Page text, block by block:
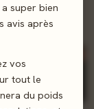
super bien
avis après
vos
tout le
du poids